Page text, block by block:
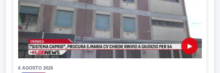
▶
6 AGOSTO 2026